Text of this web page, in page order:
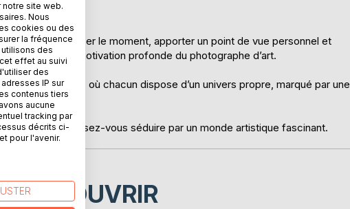
immortaliser le moment, apporter un point de vue personnel et
constituent la motivation profonde du photographe d’art.
différents, où chacun dispose d’un univers propre, marqué par une
et laissez-vous séduire par un monde artistique fascinant.
DÉCOUVRIR
site web.
Nous
cookies ou des
la fréquence
des
effet au suivi
des
IP sur
contenus tiers
aucune
tracking par
décrits ci-
pour l'avenir.